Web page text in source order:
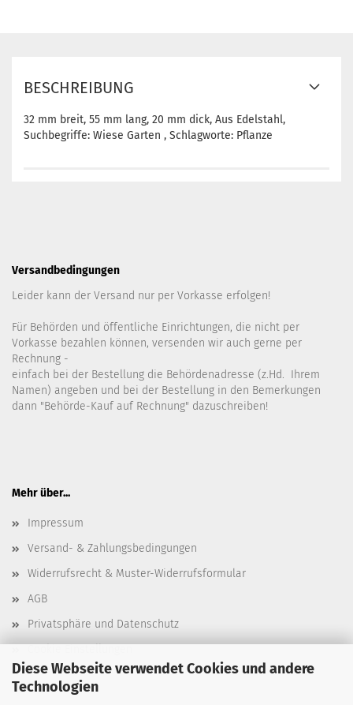
Diese Webseite verwendet Cookies und andere
Technologien
BESCHREIBUNG
32 mm breit, 55 mm lang, 20 mm dick, Aus Edelstahl,
Suchbegriffe: Wiese Garten , Schlagworte: Pflanze
Versandbedingungen
Leider kann der Versand nur per Vorkasse erfolgen!
Für Behörden und öffentliche Einrichtungen, die nicht per
Vorkasse bezahlen können, versenden wir auch gerne per
Rechnung -
einfach bei der Bestellung die Behördenadresse (z.Hd. Ihrem
Namen) angeben und bei der Bestellung in den Bemerkungen
dann "Behörde-Kauf auf Rechnung" dazuschreiben!
Mehr über...
Impressum
Versand- & Zahlungsbedingungen
Widerrufsrecht & Muster-Widerrufsformular
AGB
Privatsphäre und Datenschutz